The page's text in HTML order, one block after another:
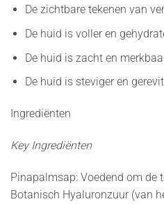
De zichtbare tekenen van
De huid is voller en
De huid is zacht en
De huid is steviger en
Ingrediënten
Key Ingrediënten
Pinapalmsap: Voedend om de
Botanisch Hyaluronzuur (van